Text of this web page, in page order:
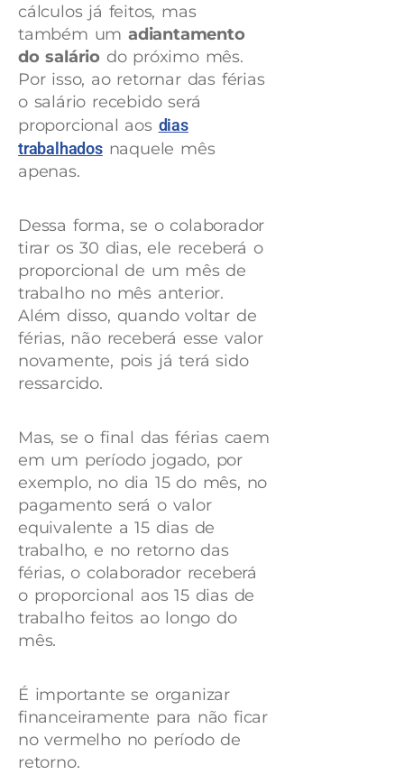
cálculos já feitos, mas
também um adiantamento
do salário do próximo mês.
Por isso, ao retornar das férias
o salário recebido será
proporcional aos dias
trabalhadosnaquele mês
apenas.
Dessa forma, se o colaborador
tirar os 30 dias, ele receberá o
proporcional de um mês de
trabalho no mês anterior.
Além disso, quando voltar de
férias, não receberá esse valor
novamente, pois já terá sido
ressarcido.
Mas, se o final das férias caem
em um período jogado, por
exemplo, no dia 15 do mês, no
pagamento será o valor
equivalente a 15 dias de
trabalho, e no retorno das
férias, o colaborador receberá
o proporcional aos 15 dias de
trabalho feitos ao longo do
mês.
É importante se organizar
financeiramente para não ficar
no vermelho no período de
retorno.